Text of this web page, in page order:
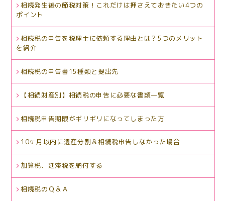
相続発生後の節税対策！これだけは押さえておきたい4つの
ポイント
相続税の申告を税理士に依頼する理由とは？5つのメリット
を紹介
相続税の申告書15種類と提出先
【相続財産別】相続税の申告に必要な書類一覧
相続税申告期限がギリギリになってしまった方
10ヶ月以内に遺産分割＆相続税申告しなかった場合
加算税、延滞税を納付する
相続税のＱ＆Ａ